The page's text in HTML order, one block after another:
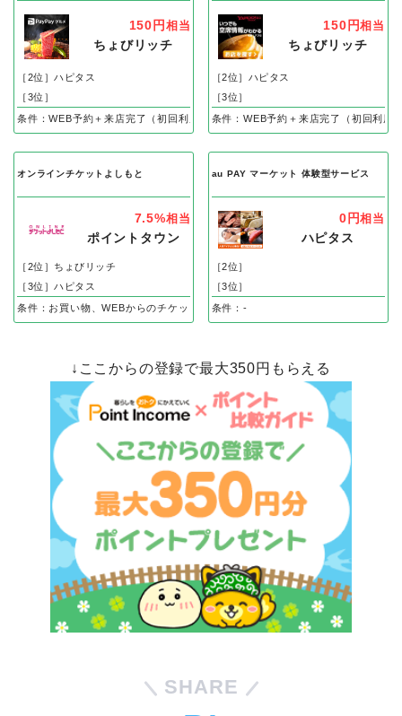
150円 相当
ちょびリッチ
［2位］ハピタス
［3位］
条件：WEB予約＋来店完了（初回利用）
150円相当
ちょびリッチ
［2位］ハピタス
［3位］
条件：WEB予約＋来店完了（初回利用
オンラインチケットよしもと
7.5%相当
ポイントタウン
［2位］ちょびリッチ
［3位］ハピタス
条件：お買い物、WEBからのチケット購入完了で
au PAY マーケット 体験型サービス
0円相当
ハピタス
［2位］
［3位］
条件：-
↓ここからの登録で最大350円もらえる
SHARE